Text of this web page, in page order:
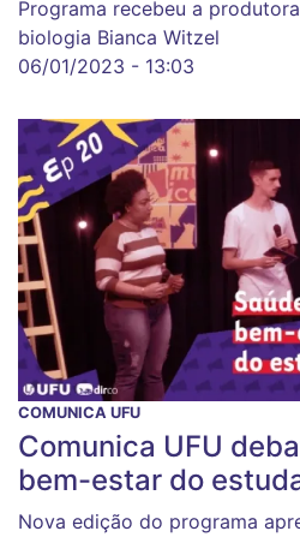
Programa recebeu a
biologia Bianca Witzel
06/01/2023 - 13:03
COMUNICA UFU
Comunica UFU
bem-estar do
Nova edição do programa